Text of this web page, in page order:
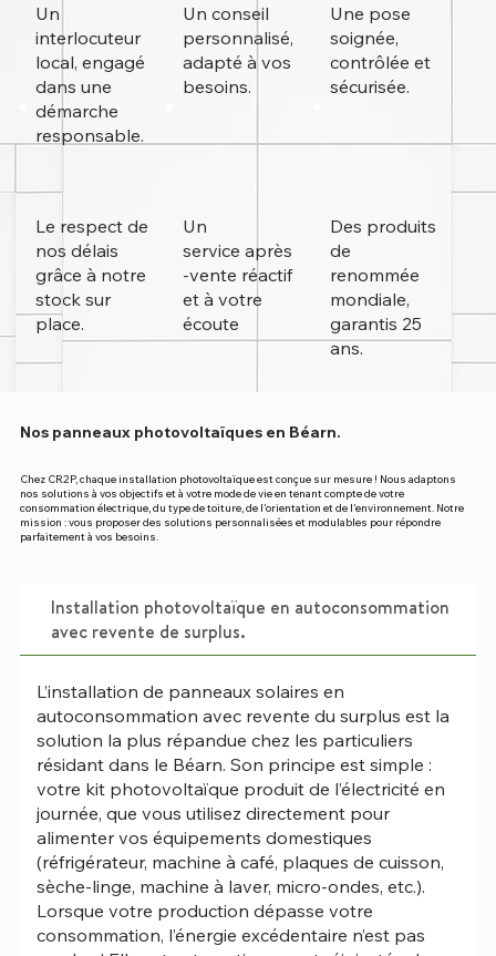
Un
interlocuteur
local, engagé
dans une
démarche
responsable.
Un conseil
personnalisé,
adapté à vos
besoins.
Une pose
soignée,
contrôlée et
sécurisée.
Le respect de
nos délais
grâce à notre
stock sur
place.
Un
serviceaprès
-vente réactif
et à votre
écoute
Des produits
de
renommée
mondiale,
garantis 25
ans.
Nos panneaux photovoltaïques en Béarn.
Chez CR2P, chaque installation photovoltaïque est conçue sur mesure ! Nous adaptons
nos solutions à vos objectifs et à votre mode de vie en tenant compte de votre
consommation électrique, du type de toiture, de l’orientation et de l’environnement. Notre
mission : vous proposer des solutions personnalisées et modulables pour répondre
parfaitement à vos besoins.
Installation photovoltaïque en autoconsommation
avec revente de surplus.
L’installation de panneaux solaires en
autoconsommation avec revente du surplus est la
solution la plus répandue chez les particuliers
résidant dans le Béarn. Son principe est simple :
votre kit photovoltaïque produit de l’électricité en
journée, que vous utilisez directement pour
alimenter vos équipements domestiques
(réfrigérateur, machine à café, plaques de cuisson,
sèche-linge, machine à laver, micro-ondes, etc.).
Lorsque votre production dépasse votre
consommation, l’énergie excédentaire n’est pas